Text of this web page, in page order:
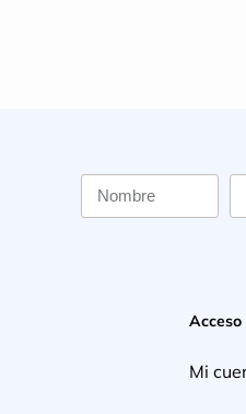
Mi